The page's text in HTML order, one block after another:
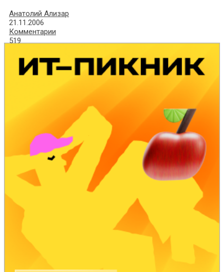
Анатолий Ализар
21.11.2006
Комментарии
519